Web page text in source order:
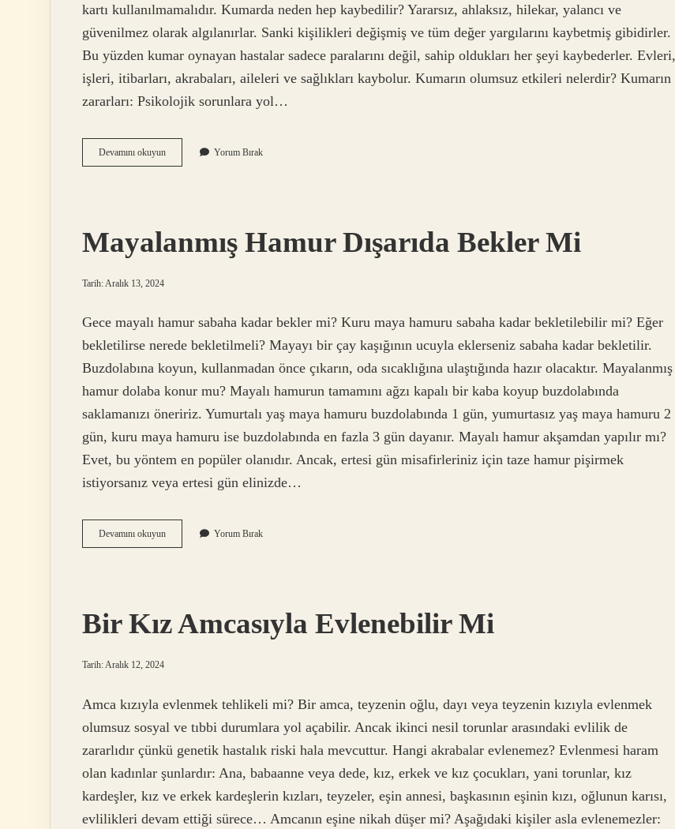
kartı kullanılmamalıdır. Kumarda neden hep kaybedilir? Yararsız, ahlaksız, hilekar, yalancı ve
güvenilmez olarak algılanırlar. Sanki kişilikleri değişmiş ve tüm değer yargılarını kaybetmiş gibidirler.
Bu yüzden kumar oynayan hastalar sadece paralarını değil, sahip oldukları her şeyi kaybederler. Evleri,
işleri, itibarları, akrabaları, aileleri ve sağlıkları kaybolur. Kumarın olumsuz etkileri nelerdir? Kumarın
zararları: Psikolojik sorunlara yol…
Devamını okuyunKumar
Psikolojiyi
Yorum Bırak
Mayalanmış Hamur Dışarıda Bekler Mi
Tarih: Aralık 13, 2024
Gece mayalı hamur sabaha kadar bekler mi? Kuru maya hamuru sabaha kadar bekletilebilir mi? Eğer
bekletilirse nerede bekletilmeli? Mayayı bir çay kaşığının ucuyla eklerseniz sabaha kadar bekletilir.
Buzdolabına koyun, kullanmadan önce çıkarın, oda sıcaklığına ulaştığında hazır olacaktır. Mayalanmış
hamur dolaba konur mu? Mayalı hamurun tamamını ağzı kapalı bir kaba koyup buzdolabında
saklamanızı öneririz. Yumurtalı yaş maya hamuru buzdolabında 1 gün, yumurtasız yaş maya hamuru 2
gün, kuru maya hamuru ise buzdolabında en fazla 3 gün dayanır. Mayalı hamur akşamdan yapılır mı?
Evet, bu yöntem en popüler olanıdır. Ancak, ertesi gün misafirleriniz için taze hamur pişirmek
istiyorsanız veya ertesi gün elinizde…
Devamını okuyunMayalanmış
Hamur
Yorum Bırak
Bir Kız Amcasıyla Evlenebilir Mi
Tarih: Aralık 12, 2024
Amca kızıyla evlenmek tehlikeli mi? Bir amca, teyzenin oğlu, dayı veya teyzenin kızıyla evlenmek
olumsuz sosyal ve tıbbi durumlara yol açabilir. Ancak ikinci nesil torunlar arasındaki evlilik de
zararlıdır çünkü genetik hastalık riski hala mevcuttur. Hangi akrabalar evlenemez? Evlenmesi haram
olan kadınlar şunlardır: Ana, babaanne veya dede, kız, erkek ve kız çocukları, yani torunlar, kız
kardeşler, kız ve erkek kardeşlerin kızları, teyzeler, eşin annesi, başkasının eşinin kızı, oğlunun karısı,
evlilikleri devam ettiği sürece… Amcanın eşine nikah düşer mi? Aşağıdaki kişiler asla evlenemezler: